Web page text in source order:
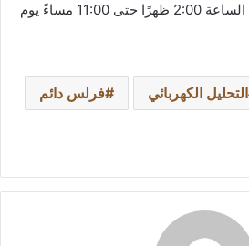
السبت إلى الخميس، ومن الساعة 2:00 ظهرًا حتى 11:00 مساءً يوم
التحليل الكهربائي فرلس دائم